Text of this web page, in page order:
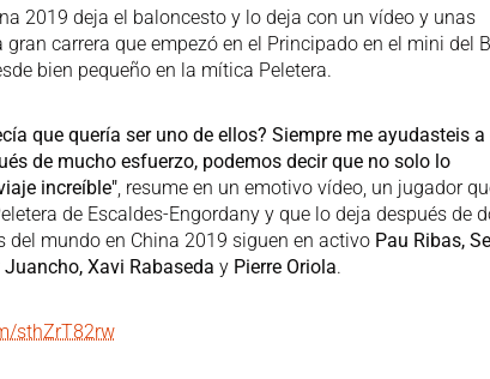
2019 deja el baloncesto y lo deja con un vídeo y unas
carrera que empezó en el Principado en el mini del
bien pequeño en la mítica Peletera.
que quería ser uno de ellos? Siempre me ayudasteis a
de mucho esfuerzo, podemos decir que no solo lo
increíble" , resume en un emotivo vídeo, un jugador
de Escaldes-Engordany y que lo deja después de
del mundo en China 2019 siguen en activo Pau Ribas,
Juancho, Xavi Rabaseda y Pierre Oriola.
sthZrT82rw